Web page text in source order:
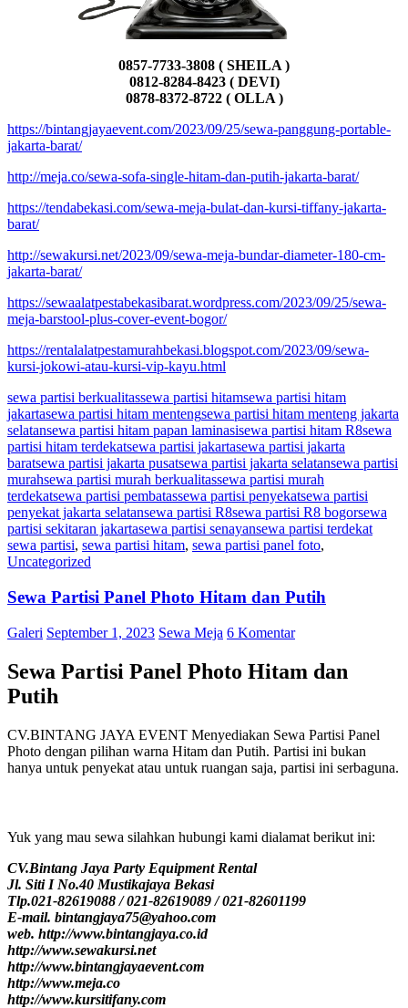
0857-7733-3808 ( SHEILA )
0812-8284-8423 ( DEVI)
0878-8372-8722 ( OLLA )
https://bintangjayaevent.com/2023/09/25/sewa-panggung-portable-
jakarta-barat/
http://meja.co/sewa-sofa-single-hitam-dan-putih-jakarta-barat/
https://tendabekasi.com/sewa-meja-bulat-dan-kursi-tiffany-jakarta-
barat/
http://sewakursi.net/2023/09/sewa-meja-bundar-diameter-180-cm-
jakarta-barat/
https://sewaalatpestabekasibarat.wordpress.com/2023/09/25/sewa-
meja-barstool-plus-cover-event-bogor/
https://rentalalatpestamurahbekasi.blogspot.com/2023/09/sewa-
kursi-jokowi-atau-kursi-vip-kayu.html
sewa partisi berkualitassewa partisi hitamsewa partisi hitam
jakartasewa partisi hitam mentengsewa partisi hitam menteng jakarta
selatansewa partisi hitam papan laminasisewa partisi hitam R8sewa
partisi hitam terdekatsewa partisi jakartasewa partisi jakarta
baratsewa partisi jakarta pusatsewa partisi jakarta selatansewa partisi
murahsewa partisi murah berkualitassewa partisi murah
terdekatsewa partisi pembatassewa partisi penyekatsewa partisi
penyekat jakarta selatansewa partisi R8sewa partisi R8 bogorsewa
partisi sekitaran jakartasewa partisi senayansewa partisi terdekat
sewa partisi, sewa partisi hitam, sewa partisi panel foto,
Uncategorized
Sewa Partisi Panel Photo Hitam dan Putih
Galeri September 1, 2023 Sewa Meja 6 Komentar
Sewa Partisi Panel Photo Hitam dan
Putih
CV.BINTANG JAYA EVENT Menyediakan Sewa Partisi Panel
Photo dengan pilihan warna Hitam dan Putih. Partisi ini bukan
hanya untuk penyekat atau untuk ruangan saja, partisi ini serbaguna.
Yuk yang mau sewa silahkan hubungi kami dialamat berikut ini:
CV.Bintang Jaya Party Equipment Rental
Jl. Siti I No.40 Mustikajaya Bekasi
Tlp.021-82619088 / 021-82619089 / 021-82601199
E-mail. bintangjaya75@yahoo.com
web. http://www.bintangjaya.co.id
http://www.sewakursi.net
http://www.bintangjayaevent.com
http://www.meja.co
http://www.kursitifany.com